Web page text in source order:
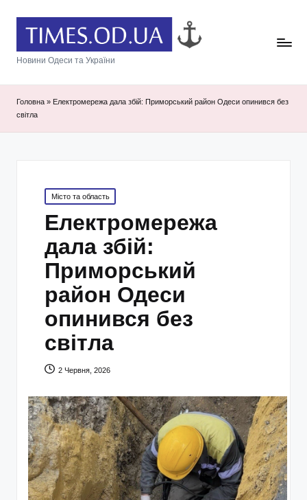
Новини Одеси та України
Головна » Електромережа дала збій: Приморський район Одеси опинився без
світла
Posted
in
Місто та область
Електромережа
дала збій:
Приморський
район Одеси
опинився без
світла
2 Червня, 2026